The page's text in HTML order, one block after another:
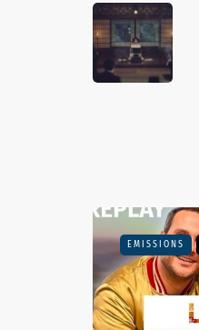
EMISSIONS